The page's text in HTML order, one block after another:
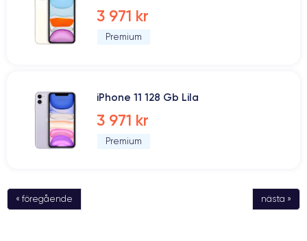
3 971 kr
Premium
iPhone 11 128 Gb Lila
3 971 kr
Premium
« föregående nästa »